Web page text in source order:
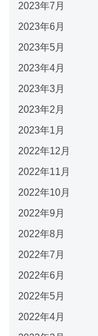
2023年7月
2023年6月
2023年5月
2023年4月
2023年3月
2023年2月
2023年1月
2022年12月
2022年11月
2022年10月
2022年9月
2022年8月
2022年7月
2022年6月
2022年5月
2022年4月